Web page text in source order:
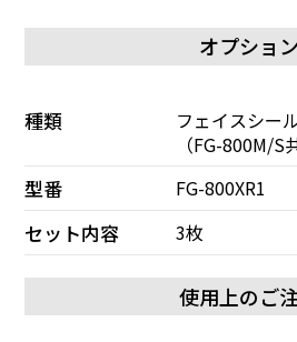
オプション
種類
フェイスシー
（FG-800M/S
型番 FG-800XR1
セット内容 3枚
使用上のご